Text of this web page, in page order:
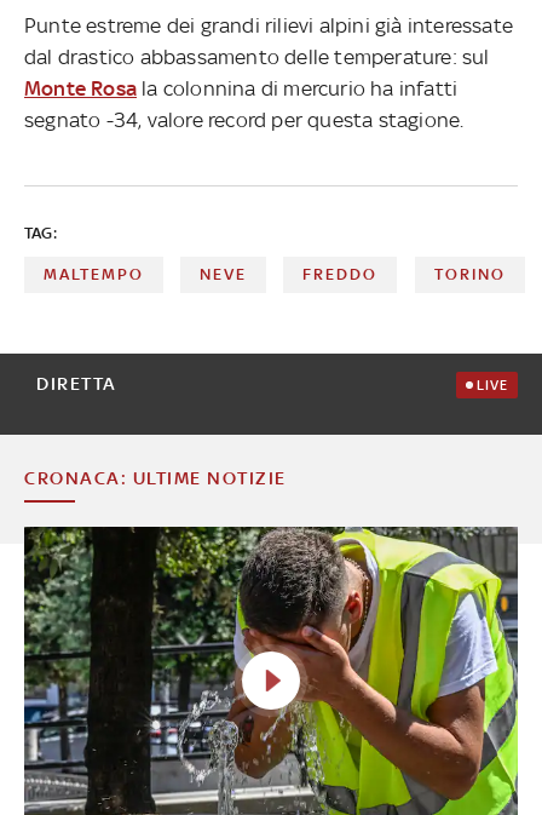
Punte estreme dei grandi rilievi alpini già interessate
dal drastico abbassamento delle temperature: sul
Monte Rosa la colonnina di mercurio ha infatti
segnato -34, valore record per questa stagione.
TAG:
MALTEMPO NEVE FREDDO TORINO
DIRETTA LIVE
CRONACA: ULTIME NOTIZIE